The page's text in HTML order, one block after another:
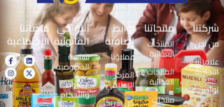
شركتنا
من نحن
علاماتنا
التجارية
تواصل معنا
منتجاتنا
المنتجات
الغذائية
المنتجات غير
الغذائية
منتجات
روابط
إضافية
عملاؤنا
المركز
الإعلامي
كن شريكاً
النواحي
القانونية
سياسة
الخصوصية
الشروط
والأحكام
منصاتنا
الإجتماعية